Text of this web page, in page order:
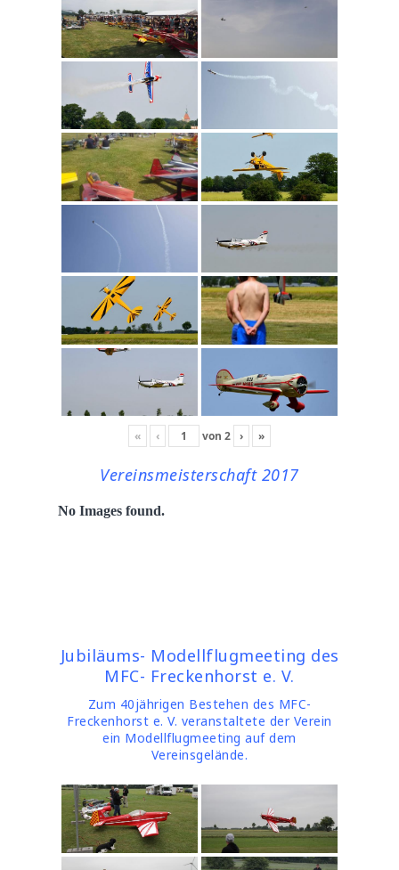
« ‹ von 2 › »
Vereinsmeisterschaft 2017
No Images found.
Jubiläums- Modellflugmeeting des
MFC- Freckenhorst e. V.
Zum 40jährigen Bestehen des MFC-
Freckenhorst e. V. veranstaltete der Verein
ein Modellflugmeeting auf dem
Vereinsgelände.